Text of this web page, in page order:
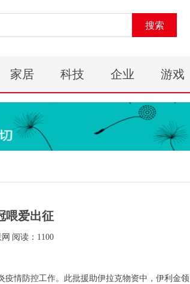
搜索
家居 科技 企业 游戏
喂爱出征
阅读：1100
疫情防控工作。此批援助伊拉克物资中，伊利金领